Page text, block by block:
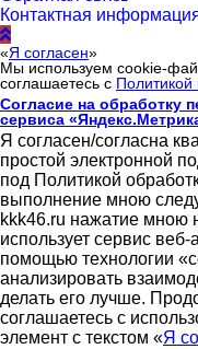
Контактная
«Я согласен»
Мы используем cookie-
соглашаетесь с
Согласие на обработку
сервиса
Я согласен/согласна
простой электронной
под Политикой
выполнение мною
kkk46.ru нажатие мною
использует сервис
помощью технологии
анализировать
делать его лучше.
соглашаетесь с
элемент с текстом «Я